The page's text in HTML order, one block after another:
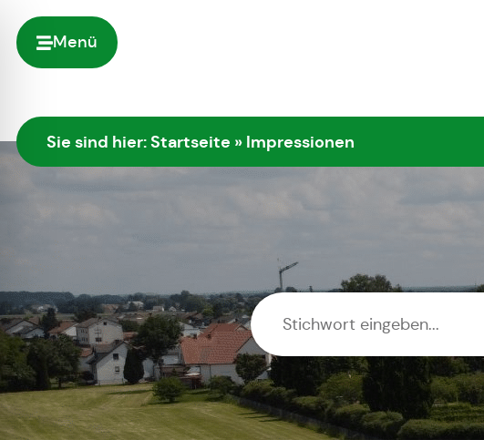
Menü
Sie sind hier:Startseite » Impressionen